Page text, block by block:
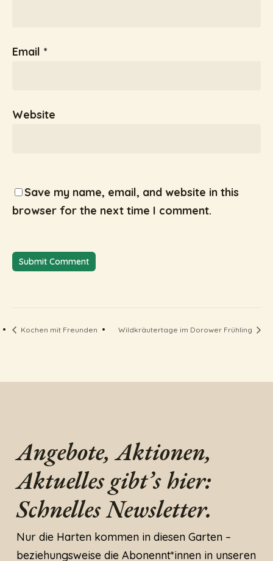
Email *
Website
Save my name, email, and website in this
browser for the next time I comment.
Kochen mit Freunden Wildkräutertage im Dorower Frühling
Angebote, Aktionen,
Aktuelles gibt’s hier:
Schnelles Newsletter.
Nur die Harten kommen in diesen Garten –
beziehungsweise die Abonennt*innen in unseren